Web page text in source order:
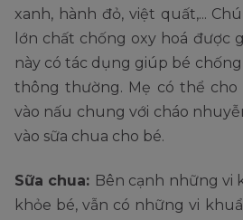
xanh, hành đỏ, việt quất,...
lớn chất chống oxy hoá được
này có tác dụng giúp bé
thông thường. Mẹ có thể
vào nấu chung với cháo
vào sữa chua cho bé.
Sữa chua: Bên cạnh những vi
khỏe bé, vẫn có những vi